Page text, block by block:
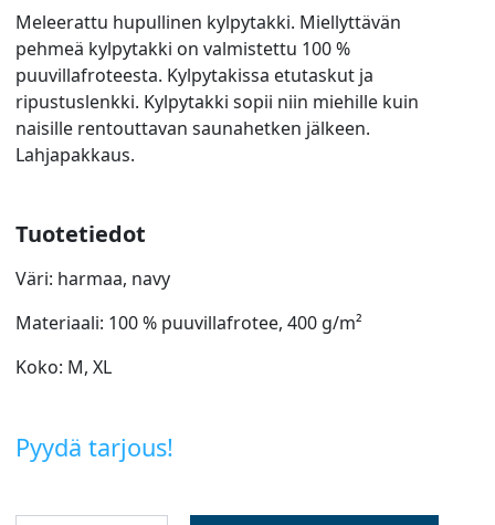
Meleerattu hupullinen kylpytakki. Miellyttävän
pehmeä kylpytakki on valmistettu 100 %
puuvillafroteesta. Kylpytakissa etutaskut ja
ripustuslenkki. Kylpytakki sopii niin miehille kuin
naisille rentouttavan saunahetken jälkeen.
Lahjapakkaus.
Tuotetiedot
Väri: harmaa, navy
Materiaali: 100 % puuvillafrotee, 400 g/m²
Koko: M, XL
Pyydä tarjous!